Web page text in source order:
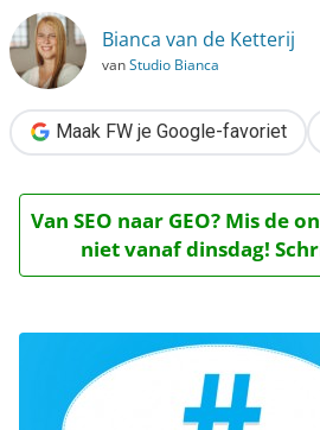
Hashtag-etiquette: de do’s en don’ts
Bianca van de Ketterij
vanStudio Bianca
Maak FW je Google-favoriet
Van SEO naar GEO? Mis de
niet vanaf dinsdag!